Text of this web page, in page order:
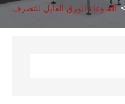
آلة وعاء الورق القابل للتصرف